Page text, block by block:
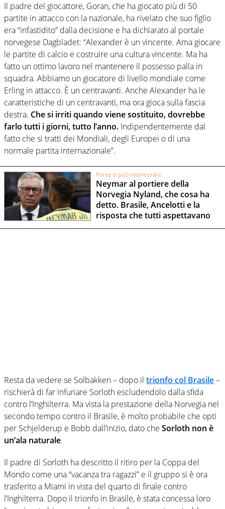
Il padre del giocattore, Goran, che ha giocato più di 50
partite in attacco con la nazionale, ha rivelato che suo figlio
era “infastidito” dalla decisione e ha dichiarato al portale
norvegese Dagbladet: “Alexander è un vincente. Ama giocare
le partite di calcio e costruire una cultura vincente. Ma ha
fatto un ottimo lavoro nel mantenere il possesso palla in
squadra. Abbiamo un giocatore di livello mondiale come
Erling in attacco. È un centravanti. Anche Alexander ha le
caratteristiche di un centravanti, ma ora gioca sulla fascia
destra. Che si irriti quando viene sostituito, dovrebbe
farlo tutti i giorni, tutto l’anno. Indipendentemente dal
fatto che si tratti dei Mondiali, degli Europei o di una
normale partita internazionale”.
Forse ti può interessare
Neymar al portiere della
Norvegia Nyland, che cosa ha
detto. Brasile, Ancelotti e la
risposta che tutti aspettavano
Resta da vedere se Solbakken – dopo il trionfo col Brasile–
rischierà di far infuriare Sorloth escludendolo dalla sfida
contro l’Inghilterra. Ma vista la prestazione della Norvegia nel
secondo tempo contro il Brasile, è molto probabile che opti
per Schjelderup e Bobb dall’inizio, dato che Sorloth non è
un’ala naturale.
Il padre di Sorloth ha descritto il ritiro per la Coppa del
Mondo come una “vacanza tra ragazzi” e il gruppo si è ora
trasferito a Miami in vista del quarto di finale contro
l’Inghilterra. Dopo il trionfo in Brasile, è stata concessa loro